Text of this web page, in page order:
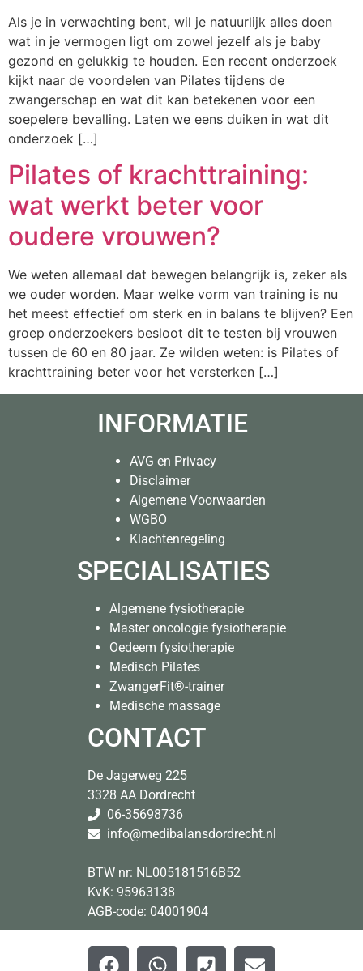
Als je in verwachting bent, wil je natuurlijk alles doen
wat in je vermogen ligt om zowel jezelf als je baby
gezond en gelukkig te houden. Een recent onderzoek
kijkt naar de voordelen van Pilates tijdens de
zwangerschap en wat dit kan betekenen voor een
soepelere bevalling. Laten we eens duiken in wat dit
onderzoek […]
Pilates of krachttraining:
wat werkt beter voor
oudere vrouwen?
We weten allemaal dat bewegen belangrijk is, zeker als
we ouder worden. Maar welke vorm van training is nu
het meest effectief om sterk en in balans te blijven? Een
groep onderzoekers besloot dit te testen bij vrouwen
tussen de 60 en 80 jaar. Ze wilden weten: is Pilates of
krachttraining beter voor het versterken […]
INFORMATIE
AVG en Privacy
Disclaimer
Algemene Voorwaarden
WGBO
Klachtenregeling
SPECIALISATIES
Algemene fysiotherapie
Master oncologie fysiotherapie
Oedeem fysiotherapie
Medisch Pilates
ZwangerFit®-trainer
Medische massage
CONTACT
De Jagerweg 225
3328 AA Dordrecht
06-35698736
info@medibalansdordrecht.nl
BTW nr: NL005181516B52
KvK: 95963138
AGB-code: 04001904